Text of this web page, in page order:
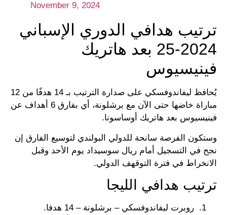
November 9, 2024
ترتيب هدافي الدوري الإسباني
2024-25 بعد هاتريك
فينيسيوس
يُحافظ ليفاندوفسكي على صدارة الترتيب بـ 14 هدفًا من 12
مباراة خاضها حتى الآن مع برشلونة، أي بفارق 6 أهداف عن
فينيسيوس بعد هاتريك أوساسونا.
وستكون الفرصة سانحة للدولي البولندي لتوسيع الفارق إن
نجح في التسجيل أمام ريال سوسيداد يوم الأحد وقبل
الانخراط في فترة التوقهف الدولي.
ترتيب هدافي الليجا
روبرت ليفاندوفسكي – برشلونة – 14 هدفا.